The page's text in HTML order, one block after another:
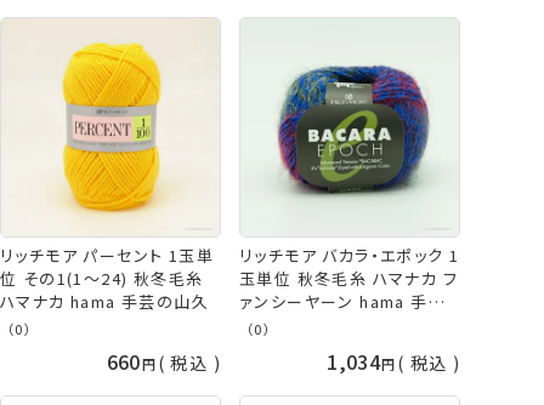
リッチモア パーセント 1玉単
位 その1(1～24) 秋冬毛糸
ハマナカ hama 手芸の山久
（0）
660 税込
リッチモア バカラ・エポック 1
玉単位 秋冬毛糸 ハマナカ フ
ァンシーヤーン hama 手芸
の山久
（0）
1,034 税込